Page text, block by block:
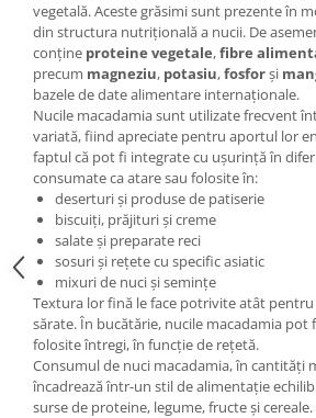
vegetală. Aceste grăsimi sunt prezente în
din structura nutrițională a nucii. De
conține proteine vegetale,fibre
precum magneziu, potasiu,fosforși
bazele de date alimentare internaționale.
Nucile macadamia sunt utilizate frecvent
variată, fiind apreciate pentru aportul lor
faptul că pot fi integrate cu ușurință în
consumate ca atare sau folosite în:
deserturi și produse de patiserie
biscuiți, prăjituri și creme
salate și preparate reci
sosuri și rețete cu specific asiatic
mixuri de nuci și semințe
Textura lor fină le face potrivite atât
sărate. În bucătărie, nucile macadamia pot
folosite întregi, în funcție de rețetă.
Consumul de nuci macadamia, în cantități
încadrează într-un stil de alimentație
surse de proteine, legume, fructe și cereale.